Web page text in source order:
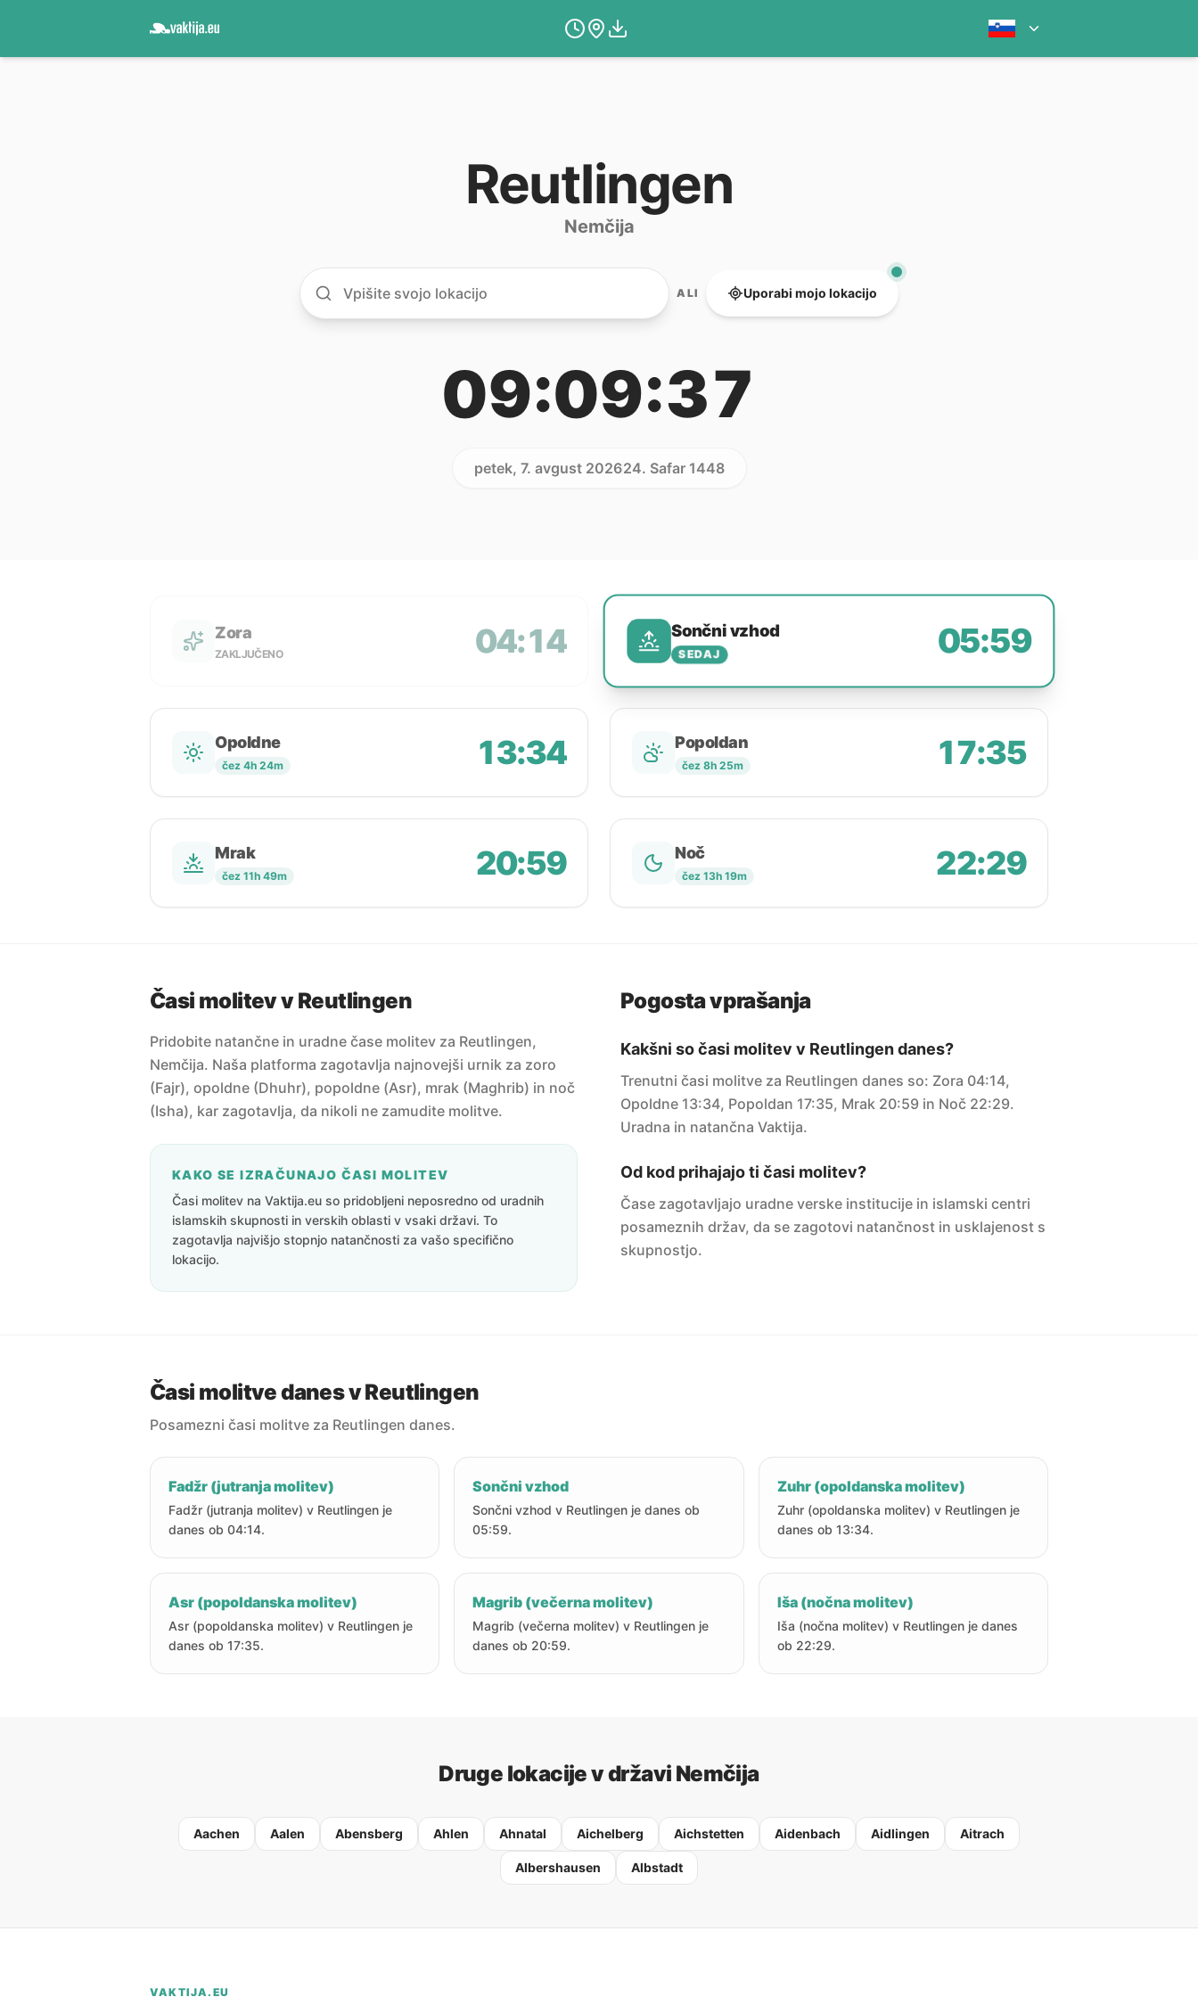
Reutlingen
Nemčija
ALI Uporabi mojo lokacijo
09:09:37
petek, 7. avgust 202624. Safar 1448
Zora
ZAKLJUČENO 04:14 Sončni vzhod
SEDAJ 05:59
Opoldne
čez 4h 24m 13:34 Popoldan
čez 8h 25m 17:35
Mrak
čez 11h 49m 20:59 Noč
čez 13h 19m 22:29
Časi molitev v Reutlingen
Pridobite natančne in uradne čase molitev za Reutlingen,
Nemčija. Naša platforma zagotavlja najnovejši urnik za zoro
(Fajr), opoldne (Dhuhr), popoldne (Asr), mrak (Maghrib) in noč
(Isha), kar zagotavlja, da nikoli ne zamudite molitve.
KAKO SE IZRAČUNAJO ČASI MOLITEV
Časi molitev na Vaktija.eu so pridobljeni neposredno od uradnih
islamskih skupnosti in verskih oblasti v vsaki državi. To
zagotavlja najvišjo stopnjo natančnosti za vašo specifično
lokacijo.
Pogosta vprašanja
Kakšni so časi molitev v Reutlingen danes?
Trenutni časi molitve za Reutlingen danes so: Zora 04:14,
Opoldne 13:34, Popoldan 17:35, Mrak 20:59 in Noč 22:29.
Uradna in natančna Vaktija.
Od kod prihajajo ti časi molitev?
Čase zagotavljajo uradne verske institucije in islamski centri
posameznih držav, da se zagotovi natančnost in usklajenost s
skupnostjo.
Časi molitve danes v Reutlingen
Posamezni časi molitve za Reutlingen danes.
Fadžr (jutranja molitev)
Fadžr (jutranja molitev) v Reutlingen je
danes ob 04:14.
Sončni vzhod
Sončni vzhod v Reutlingen je danes ob
05:59.
Zuhr (opoldanska molitev)
Zuhr (opoldanska molitev) v Reutlingen je
danes ob 13:34.
Asr (popoldanska molitev)
Asr (popoldanska molitev) v Reutlingen je
danes ob 17:35.
Magrib (večerna molitev)
Magrib (večerna molitev) v Reutlingen je
danes ob 20:59.
Iša (nočna molitev)
Iša (nočna molitev) v Reutlingen je danes
ob 22:29.
Druge lokacije v državi Nemčija
Aachen Aalen Abensberg Ahlen Ahnatal Aichelberg Aichstetten Aidenbach Aidlingen Aitrach
Albershausen Albstadt
VAKTIJA.EU